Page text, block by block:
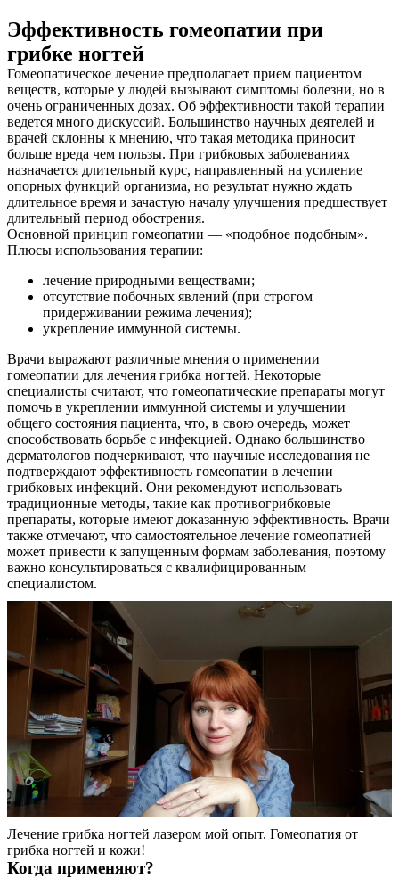
Эффективность гомеопатии при
грибке ногтей
Гомеопатическое лечение предполагает прием пациентом
веществ, которые у людей вызывают симптомы болезни, но в
очень ограниченных дозах. Об эффективности такой терапии
ведется много дискуссий. Большинство научных деятелей и
врачей склонны к мнению, что такая методика приносит
больше вреда чем пользы. При грибковых заболеваниях
назначается длительный курс, направленный на усиление
опорных функций организма, но результат нужно ждать
длительное время и зачастую началу улучшения предшествует
длительный период обострения.
Основной принцип гомеопатии — «подобное подобным».
Плюсы использования терапии:
лечение природными веществами;
отсутствие побочных явлений (при строгом
придерживании режима лечения);
укрепление иммунной системы.
Врачи выражают различные мнения о применении
гомеопатии для лечения грибка ногтей. Некоторые
специалисты считают, что гомеопатические препараты могут
помочь в укреплении иммунной системы и улучшении
общего состояния пациента, что, в свою очередь, может
способствовать борьбе с инфекцией. Однако большинство
дерматологов подчеркивают, что научные исследования не
подтверждают эффективность гомеопатии в лечении
грибковых инфекций. Они рекомендуют использовать
традиционные методы, такие как противогрибковые
препараты, которые имеют доказанную эффективность. Врачи
также отмечают, что самостоятельное лечение гомеопатией
может привести к запущенным формам заболевания, поэтому
важно консультироваться с квалифицированным
специалистом.
Лечение грибка ногтей лазером мой опыт. Гомеопатия от
грибка ногтей и кожи!
Когда применяют?